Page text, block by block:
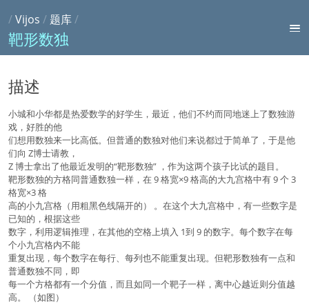
/Vijos / 题库/
靶形数独
描述
小城和小华都是热爱数学的好学生，最近，他们不约而同地迷上了数独游
戏，好胜的他
们想用数独来一比高低。但普通的数独对他们来说都过于简单了，于是他
们向 Z博士请教，
Z 博士拿出了他最近发明的“靶形数独” ，作为这两个孩子比试的题目。
靶形数独的方格同普通数独一样，在 9 格宽×9 格高的大九宫格中有 9 个 3
格宽×3 格
高的小九宫格（用粗黑色线隔开的） 。在这个大九宫格中，有一些数字是
已知的，根据这些
数字，利用逻辑推理，在其他的空格上填入 1到 9 的数字。每个数字在每
个小九宫格内不能
重复出现，每个数字在每行、每列也不能重复出现。但靶形数独有一点和
普通数独不同，即
每一个方格都有一个分值，而且如同一个靶子一样，离中心越近则分值越
高。 （如图）